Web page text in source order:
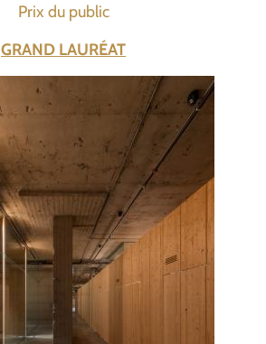
Prix du public
GRAND LAURÉAT